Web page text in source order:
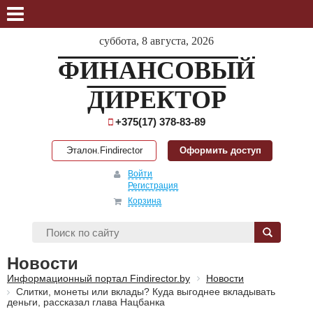
суббота, 8 августа, 2026
ФИНАНСОВЫЙ
ДИРЕКТОР
+375(17) 378-83-89
Эталон.Findirector Оформить доступ
Войти
Регистрация
Корзина
Новости
Информационный портал Findirector.by
Новости
Слитки, монеты или вклады? Куда выгоднее вкладывать
деньги, рассказал глава Нацбанка